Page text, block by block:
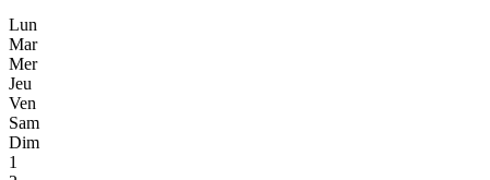
Lun
Mar
Mer
Jeu
Ven
Sam
Dim
1